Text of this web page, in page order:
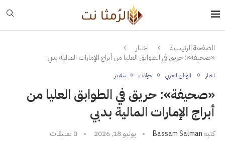
الصفحة الرئيسية
اخبار
«صحيفة»: حريق في الطوابق العليا من أبراج الإمارات المالية بدبي
اخبار الوطن العربي حوادث سلايدر
«صحيفة»: حريق في الطوابق العليا من
أبراج الإمارات المالية بدبي
كتبهBassam Salman يونيو 18, 2026 0 تعليقات